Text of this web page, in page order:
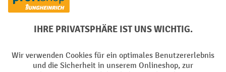
Facebook
YouTube
LinkedInInstagram
Sprachen
DE FR